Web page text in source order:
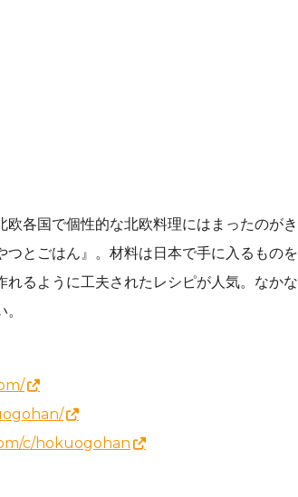
各国で個性的な北欧料理にはまったのがき
とごはん』。材料は日本で手に入るものを
るように工夫されたレシピが人気。なかな
c/hokuogohan